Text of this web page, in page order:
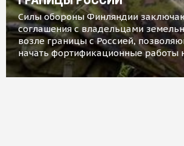
Силы обороны Финляндии
соглашения с владельцами
возле границы с Россией,
начать фортификационные работы